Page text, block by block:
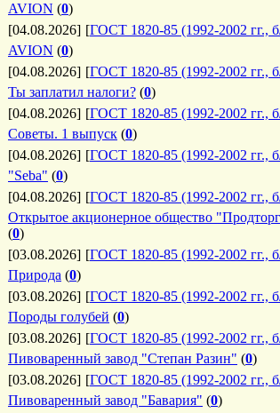
AVION (0)
[04.08.2026] [ГОСТ 1820-85 (1992-2002 гг.,
AVION (0)
[04.08.2026] [ГОСТ 1820-85 (1992-2002 гг.,
Ты заплатил налоги? (0)
[04.08.2026] [ГОСТ 1820-85 (1992-2002 гг.,
Советы. 1 выпуск (0)
[04.08.2026] [ГОСТ 1820-85 (1992-2002 гг.,
"Seba" (0)
[04.08.2026] [ГОСТ 1820-85 (1992-2002 гг.,
Открытое акционерное общество
(0)
[03.08.2026] [ГОСТ 1820-85 (1992-2002 гг.,
Природа (0)
[03.08.2026] [ГОСТ 1820-85 (1992-2002 гг.,
Породы голубей (0)
[03.08.2026] [ГОСТ 1820-85 (1992-2002 гг.,
Пивоваренный завод "Степан Разин" (0)
[03.08.2026] [ГОСТ 1820-85 (1992-2002 гг.,
Пивоваренный завод "Бавария" (0)